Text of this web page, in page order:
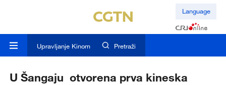
Language
Upravljanje Kinom Pretraži
U Šangaju otvorena prva kineska